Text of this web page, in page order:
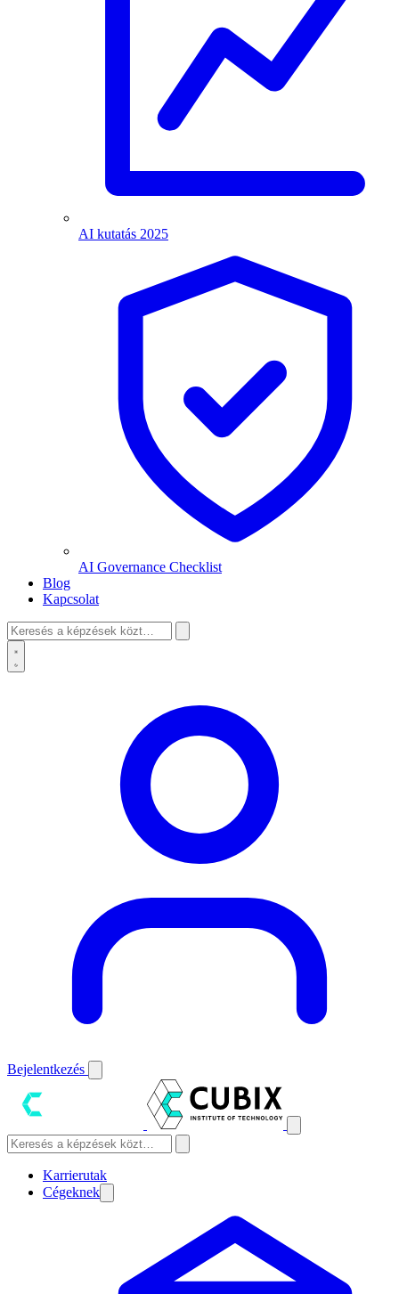
AI kutatás 2025
AI Governance Checklist
Blog
Kapcsolat
Bejelentkezés
Karrierutak
Cégeknek